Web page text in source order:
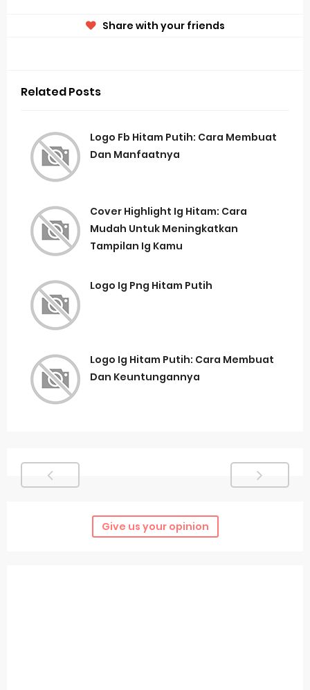
Share with your friends
Related Posts
Logo Fb Hitam Putih: Cara Membuat
Dan Manfaatnya
Cover Highlight Ig Hitam: Cara
Mudah Untuk Meningkatkan
Tampilan Ig Kamu
Logo Ig Png Hitam Putih
Logo Ig Hitam Putih: Cara Membuat
Dan Keuntungannya
Give us your opinion